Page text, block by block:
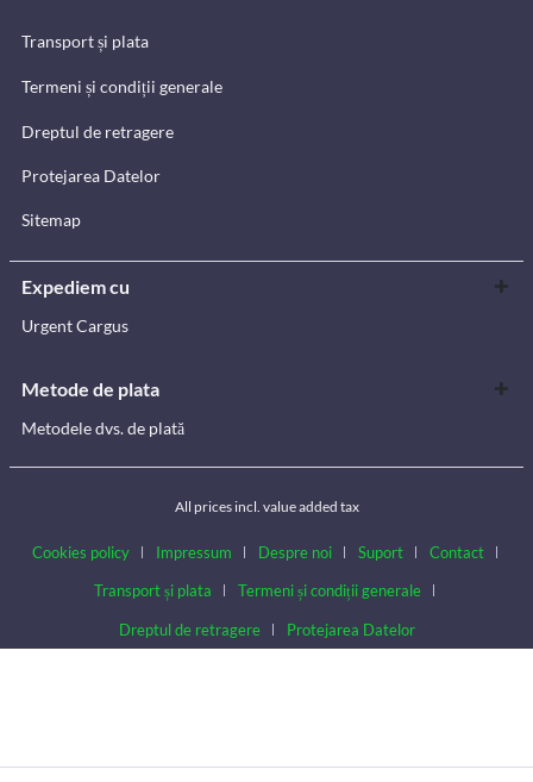
Transport și plata
Termeni și condiții generale
Dreptul de retragere
Protejarea Datelor
Sitemap
Expediem cu
Urgent Cargus
Metode de plata
Metodele dvs. de plată
All prices incl. value added tax
Cookies policy Impressum Despre noi Suport
Contact
Transport și plata
Termeni și condiții generale
Dreptul de retragere Protejarea Datelor